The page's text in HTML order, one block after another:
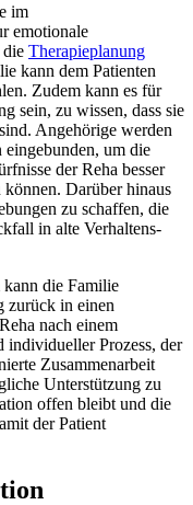
im
emotionale
die Therapieplanung
kann dem Patienten
Zudem kann es für
sein, zu wissen, dass sie
Angehörige werden
um die
der Reha besser
Darüber hinaus
zu schaffen, die
in alte Verhaltens-
kann die Familie
zurück in einen
nach einem
Prozess, der
Zusammenarbeit
Unterstützung zu
offen bleibt und die
der Patient